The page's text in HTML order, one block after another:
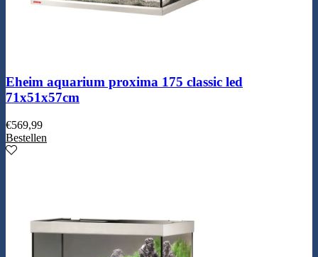
Eheim aquarium proxima 175 classic led
71x51x57cm
€569,99
Bestellen